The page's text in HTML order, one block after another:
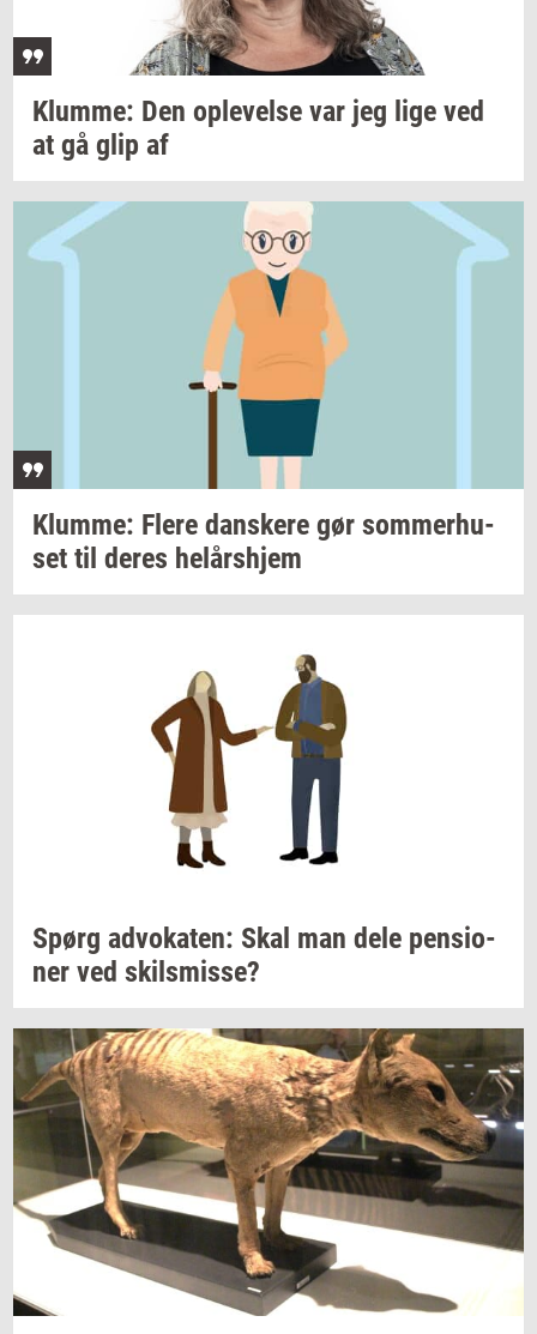
Klum­me: Den op­le­vel­se var jeg lige ved
at gå glip af
Klum­me: Flere dan­ske­re gør som­mer­hu­
set til deres helårs­hjem
Spørg ad­vo­ka­ten: Skal man dele pen­sio­
ner ved skils­mis­se?